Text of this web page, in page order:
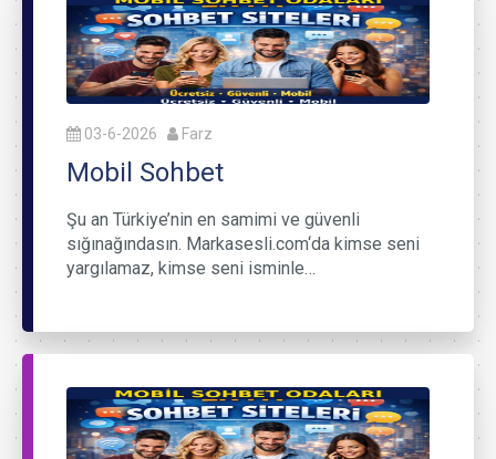
03-6-2026 Farz
Mobil Sohbet
Şu an Türkiye’nin en samimi ve güvenli
sığınağındasın. Markasesli.com‘da kimse seni
yargılamaz, kimse seni isminle…